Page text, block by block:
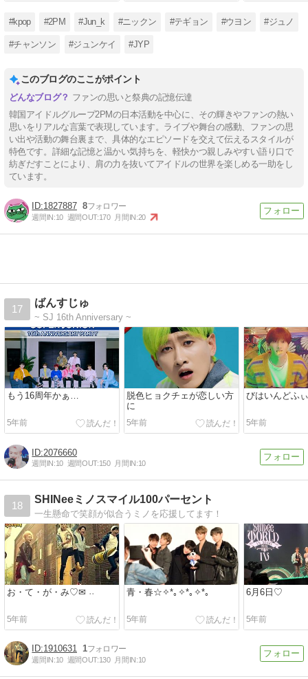
#kpop #2PM #Jun_k #ニックン #テギョン #ウヨン #ジュノ
#チャンソン #ジュンケイ #JYP
このブログのここがポイント
ファンの思いと祭典の記憶伝達
韓国アイドルグループ2PMの日本活動を中心に、その輝きやファンの熱い
思いをリアルな言葉で表現しています。ライブや舞台の感動、ファンの思
い出や活動の舞台裏まで、具体的なエピソードを交えて伝えるスタイルが
特色です。詳細な記憶と温かい気持ちを、軽快かつ親しみやすい語り口で
紡ぎだすことにより、肩の力を抜いてアイドルの世界を楽しめる一助をし
ています。
1827887 8
週間IN:10 週間OUT:170 月間IN:20
17
ばんすじゅ
~ SJ 16th Anniversary ~
もう16周年かぁ…
5年前
脱色ヒョクチェが恋しい方
に
5年前
びはいんどふ
5年前
2076660
週間IN:10 週間OUT:150 月間IN:10
18
SHINeeミノスマイル100パーセント
一生懸命で笑顔が似合うミノを応援してます！
お・て・が・み♡✉︎ ˒˒
5年前
青・春☆✧*｡✧*｡✧*｡
5年前
6月6日♡
5年前
1910631 1
週間IN:10 週間OUT:130 月間IN:10